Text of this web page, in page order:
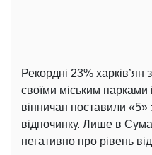
Рекордні 23%
своїми міським
вінничан поставили
відпочинку. Лише в
негативно про рівень